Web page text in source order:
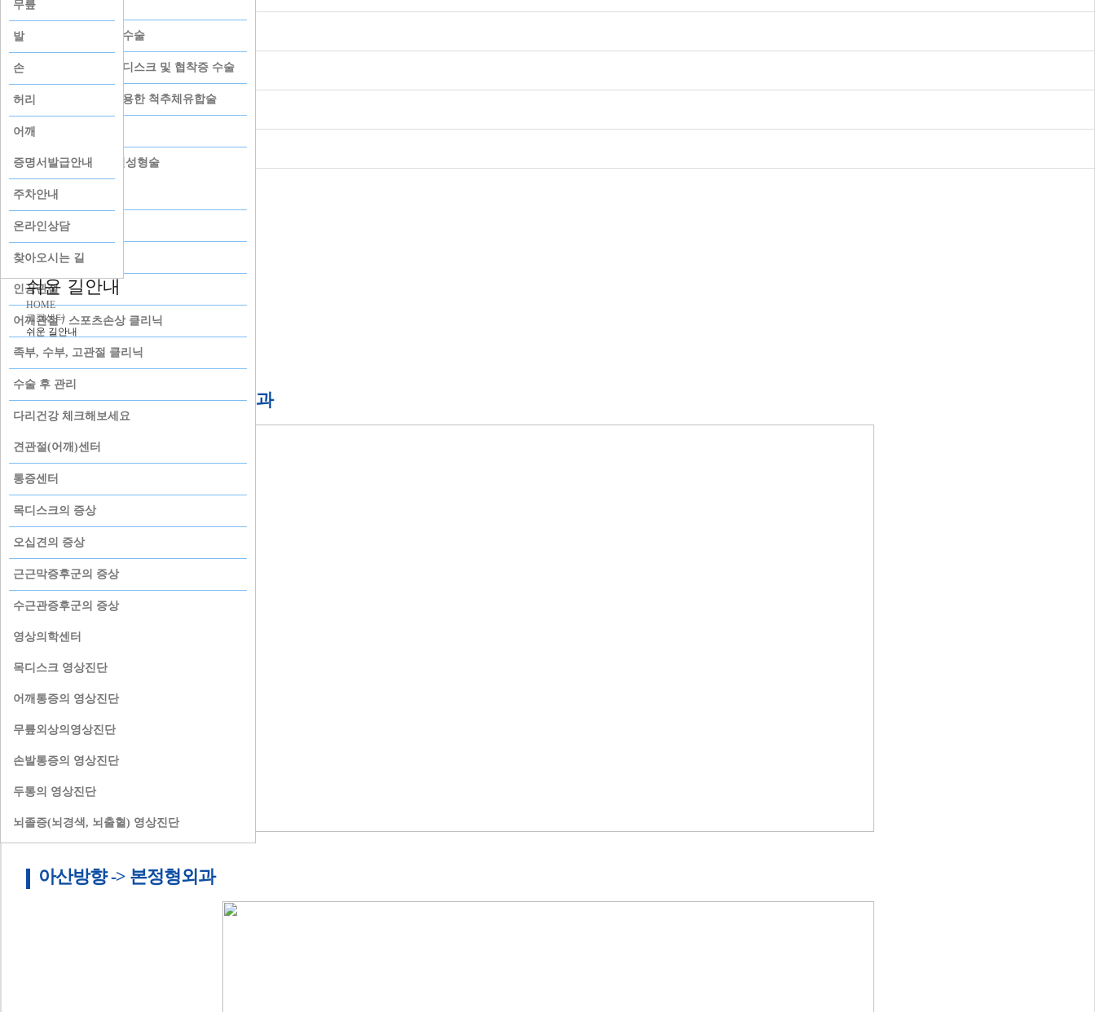
본 치료시스템의 원칙
의료진소개
척추외과
정형외과
마취통증의학과
영상의학과
본 새소식
공지사항
언론보도
본정형외과갤러리
왜 본인가?
원장단 인사말
첨단의료장비
진료시간표
척추센터_수술
내시경레이저 디스크 수술
미세현미경을 이용한 디스크 및 협착증 수술
최소침습적 방법을 이용한 척추체유합술
인공디스크 치환술
척추체 성형술 및 풍선성형술
관절센터
퇴행성관절염
무릎관련 주요질환
인공관절
어깨관절 / 스포츠손상 클리닉
족부, 수부, 고관절 클리닉
수술 후 관리
다리건강 체크해보세요
견관절(어깨)센터
통증센터
목디스크의 증상
오십견의 증상
근근막증후군의 증상
수근관증후군의 증상
영상의학센터
목디스크 영상진단
어깨통증의 영상진단
무릎외상의영상진단
손발통증의 영상진단
두통의 영상진단
뇌졸증(뇌경색, 뇌출혈) 영상진단
무릎
발
손
허리
어깨
증명서발급안내
주차안내
온라인상담
찾아오시는 길
증명서발급안내
주차안내
쉬운 길안내
HOME
고객센터
쉬운 길안내
KTX 천안아산역 -> 본정형외과
아산방향 -> 본정형외과